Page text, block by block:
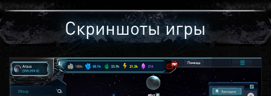
Скриншоты игры